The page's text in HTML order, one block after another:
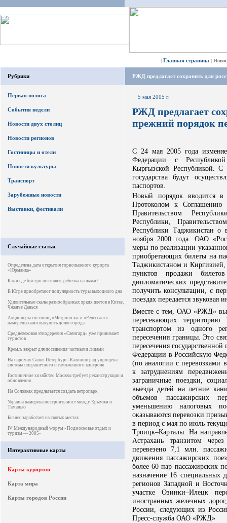
| Главная страница |
Рубрики
Первая полоса
События недели
Новости двух столиц
Новости регионов
Гостиницы и отели
Новости культуры
Транспорт
Зарубежные новости
Выставки, фестивали
Случайные статьи
Определена дата открытия горнолыжного курорта
«Юрманка»
Как и где быстро поставить ребенка на лыжи?
В Югре приобретают популярность туры выходного дня
Удивительные скалы разнообразных ярких цветов в Китае,
Чжанъе Данься
Акционеры гостиниц «Метрополь» и «Ренессанс»
намерены сами выкупить долю города
Средневековая этнодеревня «Свенгард» уже принимает
туристов
Кремль закрыт для посещения частными лицами
На паромах Санкт-Петербург–Калининград упрощена
система пограничного и таможенного контроля
Гостиничное хозяйство Москвы требует реконструкции и
обновления
На Соловках предлагается создать ветропарк
Украина намерена построить мост между Крымом и
Таманью
Бизнес заработает на святых местах
IV Международный Форум «Подмосковье отдых и
туризм — 2005»
Интерактивные карты
Карты курортов
Карта мира
Карты городов России
РЖД предлагает сохранить для
5 мая 2005 г.
РЖД предлагает
прежний порядок
С 24 мая 2005 года
Федерации с
Кыргызской Республикой. С
государства будут
паспортов.
Новый порядок вводится в
Протоколом к Соглашению
Правительством
Республики,
Республики Таджикистан о
ноября 2000 года. ОАО
меры по реализации
приобретающих билеты на
Таджикистаном и Киргизией,
пунктов продажи
дипломатических
получить консультации, с
поездах передается звуковая
Вместе с тем, ОАО «РЖД»
пересекающих территорию
транспортом из одного
пересечения границы. Это
пересечения
Федерации в Российскую
(по аналогии с перевозками
к затруднениям
заграничные поездки,
выезда детей на летние
объемов пассажирских
уменьшению налоговых
оказываются перевозки
в период с мая по июль
Троицк–Карталы. На
Астрахань транзитом
перевезено 7,1 млн.
движения пассажирских
более 60 пар пассажирских
назначение 16 специальных
регионов Западной и
участке Озинки–Илецк
иностранных железных
России, следующих из
Пресс-служба ОАО «РЖД»